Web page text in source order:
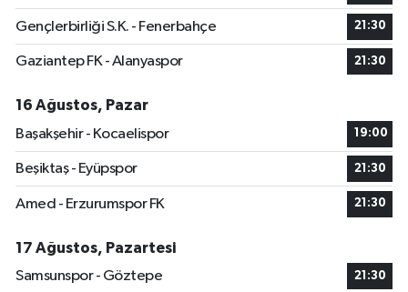
Gençlerbirliği S.K. - Fenerbahçe 21:30
Gaziantep FK - Alanyaspor 21:30
16 Ağustos, Pazar
Başakşehir - Kocaelispor
19:00
Beşiktaş - Eyüpspor 21:30
Amed - Erzurumspor FK 21:30
17 Ağustos, Pazartesi
Samsunspor - Göztepe
21:30